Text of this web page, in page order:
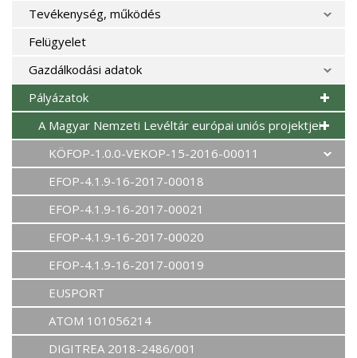
Tevékenység, működés
Felügyelet
Gazdálkodási adatok
Pályázatok
A Magyar Nemzeti Levéltár európai uniós projektjei
KÖFOP-1.0.0-VEKOP-15-2016-00011
EFOP-4.1.9-16-2017-00018
EFOP-4.1.9-16-2017-00021
EFOP-4.1.9-16-2017-00020
EFOP-4.1.9-16-2017-00019
EUSPORT
ATOM 101056214
DIGITREA 2018-2486/001